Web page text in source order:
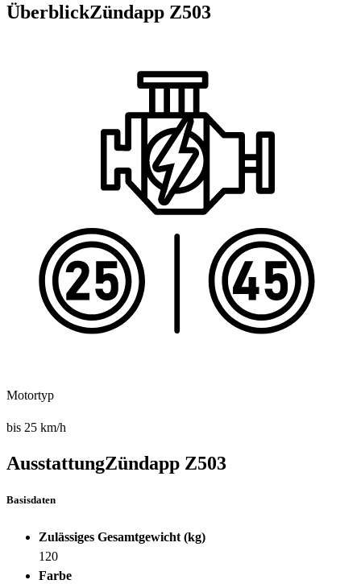
ÜberblickZündapp Z503
Motortyp
bis 25 km/h
AusstattungZündapp Z503
Basisdaten
Zulässiges Gesamtgewicht (kg)
120
Farbe